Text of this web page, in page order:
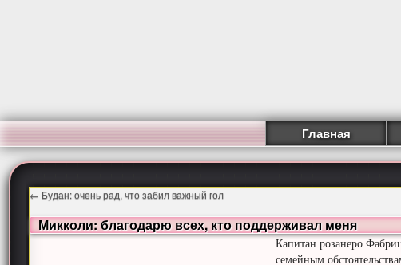
Главная
← Будан: очень рад, что забил важный гол
Микколи: благодарю всех, кто поддерживал меня
Капитан розанеро
семейным